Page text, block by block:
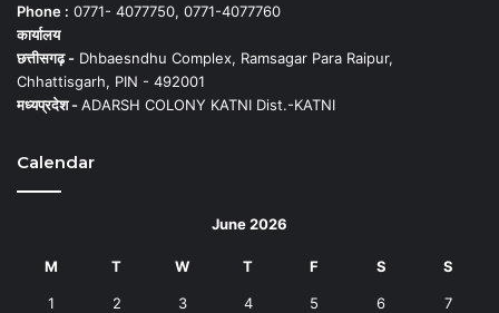
Phone : 0771- 4077750, 0771-4077760
कार्यालय
छत्तीसगढ़ - Dhbaesndhu Complex, Ramsagar Para Raipur,
Chhattisgarh, PIN - 492001
मध्यप्रदेश -ADARSH COLONY KATNI Dist.-KATNI
Calendar
June 2026
M T W T F S S
1 2 3 4 5 6 7